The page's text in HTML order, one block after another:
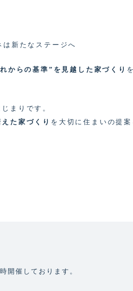
新たなステージへ
からの基準”を見越した家づくり
まりです。
た家づくり を大切に住まいの提
開催しております。